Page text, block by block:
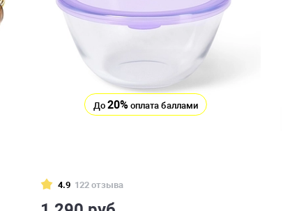
До 20% оплата баллами
4.9 122 отзыва